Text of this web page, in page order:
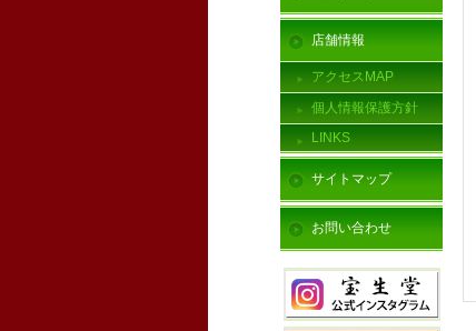
店舗情報
アクセスMAP
個人情報保護方針
LINKS
サイトマップ
お問い合わせ